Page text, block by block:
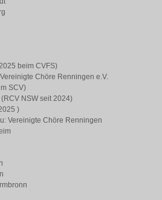
beim CVFS)
Chöre Renningen e.V.
SCV)
NSW seit 2024)
)
Vereinigte Chöre Renningen